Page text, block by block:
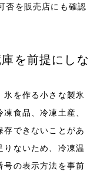
否を販売店にも確認
を前提にしな
氷を作る小さな製氷
食品、冷凍土産、
存できないことがあ
りないため、冷凍温
号の表示方法を事前